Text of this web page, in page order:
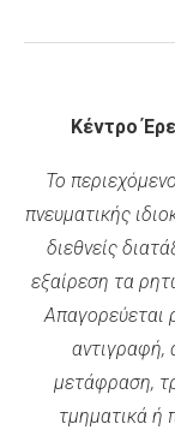
Κέντρο
Το
πνευματικής
διεθνείς
εξαίρεση τα
Απαγορεύεται
μετάφραση,
τμηματικά ή